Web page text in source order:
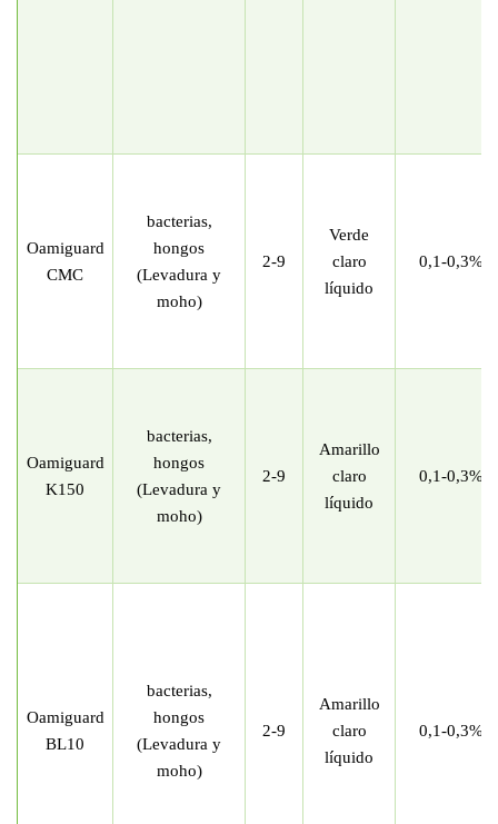
Oamiguard
CMC
bacterias,
hongos
(Levadura y
moho)
2-9
Verde
claro
líquido
0,1-0,3%
Oamiguard
K150
bacterias,
hongos
(Levadura y
moho)
2-9
Amarillo
claro
líquido
0,1-0,3%
Oamiguard
BL10
bacterias,
hongos
(Levadura y
moho)
2-9
Amarillo
claro
líquido
0,1-0,3%